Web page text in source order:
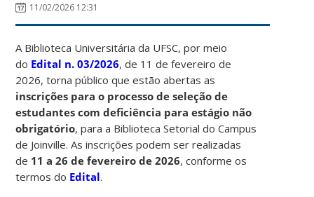
11/02/2026 12:31
A Biblioteca Universitária da UFSC, por meio
do Edital n. 03/2026, de 11 de fevereiro de
2026, torna público que estão abertas as
inscrições para o processo de seleção de
estudantes com deficiência para estágio não
obrigatório, para a Biblioteca Setorial do Campus
de Joinville. As inscrições podem ser realizadas
de 11 a 26 de fevereiro de 2026, conforme os
termos do Edital.